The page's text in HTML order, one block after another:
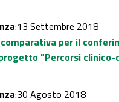
:13 Settembre 2018
per il
"Percorsi
:30 Agosto 2018